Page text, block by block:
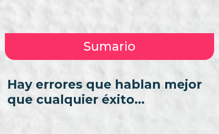
Sumario
Hay errores que hablan mejor
que cualquier éxito…